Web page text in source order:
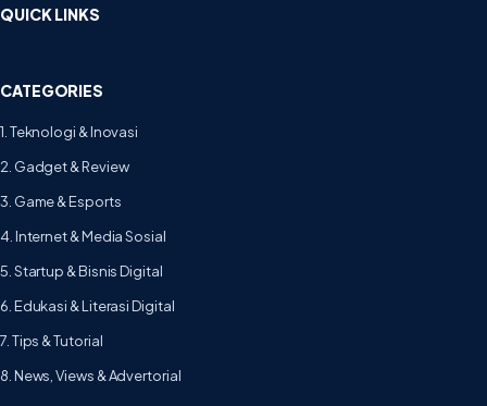
QUICK LINKS
CATEGORIES
1. Teknologi & Inovasi
2. Gadget & Review
3. Game & Esports
4. Internet & Media Sosial
5. Startup & Bisnis Digital
6. Edukasi & Literasi Digital
7. Tips & Tutorial
8. News, Views & Advertorial